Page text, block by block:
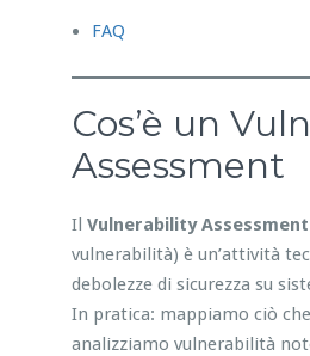
FAQ
Cos’è un
Assessment
Il Vulnerability Assessment
vulnerabilità) è un’attività
debolezze di sicurezza su
In pratica: mappiamo ciò
analizziamo vulnerabilità